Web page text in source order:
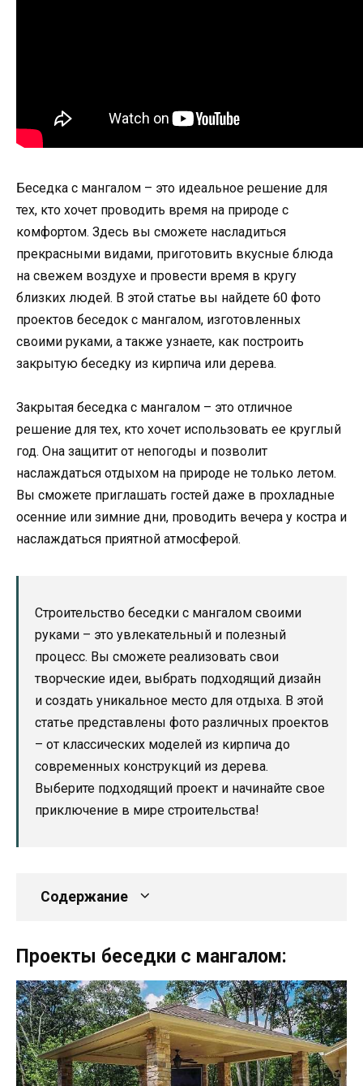
Беседка с мангалом – это идеальное решение для
тех, кто хочет проводить время на природе с
комфортом. Здесь вы сможете насладиться
прекрасными видами, приготовить вкусные блюда
на свежем воздухе и провести время в кругу
близких людей. В этой статье вы найдете 60 фото
проектов беседок с мангалом, изготовленных
своими руками, а также узнаете, как построить
закрытую беседку из кирпича или дерева.
Закрытая беседка с мангалом – это отличное
решение для тех, кто хочет использовать ее круглый
год. Она защитит от непогоды и позволит
наслаждаться отдыхом на природе не только летом.
Вы сможете приглашать гостей даже в прохладные
осенние или зимние дни, проводить вечера у костра и
наслаждаться приятной атмосферой.
Строительство беседки с мангалом своими
руками – это увлекательный и полезный
процесс. Вы сможете реализовать свои
творческие идеи, выбрать подходящий дизайн
и создать уникальное место для отдыха. В этой
статье представлены фото различных проектов
– от классических моделей из кирпича до
современных конструкций из дерева.
Выберите подходящий проект и начинайте свое
приключение в мире строительства!
Содержание
Проекты беседки с мангалом: